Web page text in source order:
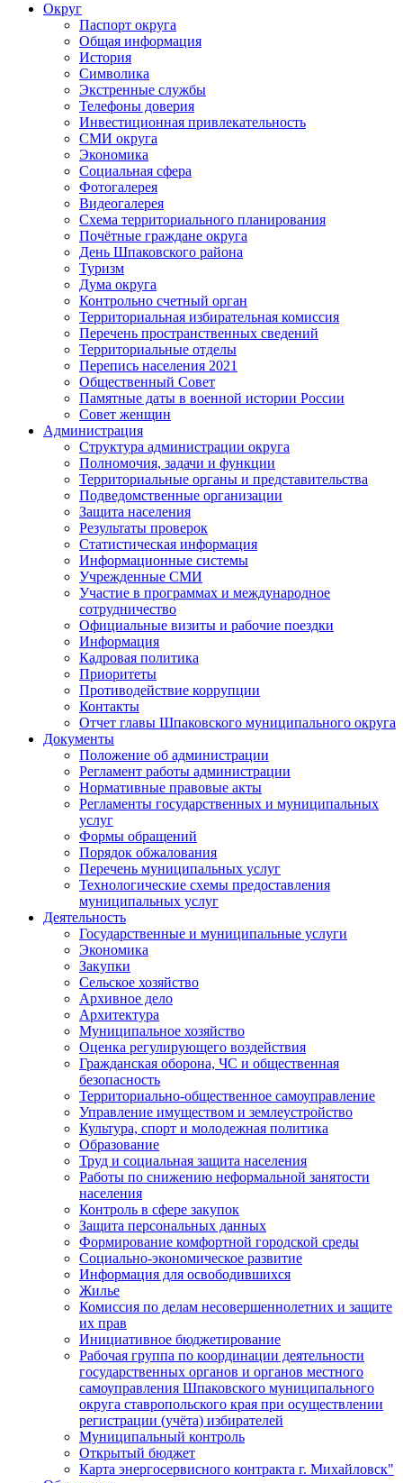
Округ
Паспорт округа
Общая информация
История
Символика
Экстренные службы
Телефоны доверия
Инвестиционная привлекательность
СМИ округа
Экономика
Социальная сфера
Фотогалерея
Видеогалерея
Схема территориального планирования
Почётные граждане округа
День Шпаковского района
Туризм
Дума округа
Контрольно счетный орган
Территориальная избирательная комиссия
Перечень пространственных сведений
Территориальные отделы
Перепись населения 2021
Общественный Совет
Памятные даты в военной истории России
Совет женщин
Администрация
Структура администрации округа
Полномочия, задачи и функции
Территориальные органы и представительства
Подведомственные организации
Защита населения
Результаты проверок
Статистическая информация
Информационные системы
Учрежденные СМИ
Участие в программах и международное
сотрудничество
Официальные визиты и рабочие поездки
Информация
Кадровая политика
Приоритеты
Противодействие коррупции
Контакты
Отчет главы Шпаковского муниципального округа
Документы
Положение об администрации
Регламент работы администрации
Нормативные правовые акты
Регламенты государственных и муниципальных
услуг
Формы обращений
Порядок обжалования
Перечень муниципальных услуг
Технологические схемы предоставления
муниципальных услуг
Деятельность
Государственные и муниципальные услуги
Экономика
Закупки
Сельское хозяйство
Архивное дело
Архитектура
Муниципальное хозяйство
Оценка регулирующего воздействия
Гражданская оборона, ЧС и общественная
безопасность
Территориально-общественное самоуправление
Управление имуществом и землеустройство
Культура, спорт и молодежная политика
Образование
Труд и социальная защита населения
Работы по снижению неформальной занятости
населения
Контроль в сфере закупок
Защита персональных данных
Формирование комфортной городской среды
Социально-экономическое развитие
Информация для освободившихся
Жилье
Комиссия по делам несовершеннолетних и защите
их прав
Инициативное бюджетирование
Рабочая группа по координации деятельности
государственных органов и органов местного
самоуправления Шпаковского муниципального
округа ставропольского края при осуществлении
регистрации (учёта) избирателей
Муниципальный контроль
Открытый бюджет
Карта энергосервисного контракта г. Михайловск"